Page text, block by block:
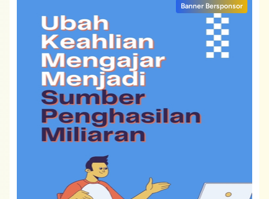
Banner Bersponsor